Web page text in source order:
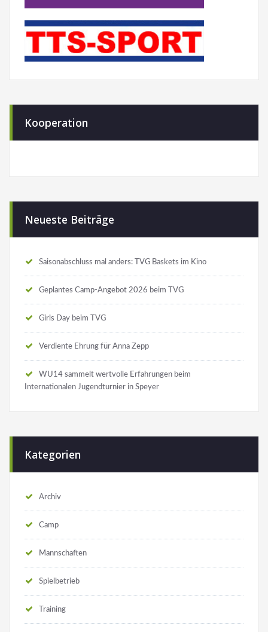
Kooperation
Neueste Beiträge
Saisonabschluss mal anders: TVG Baskets im Kino
Geplantes Camp-Angebot 2026 beim TVG
Girls Day beim TVG
Verdiente Ehrung für Anna Zepp
WU14 sammelt wertvolle Erfahrungen beim
Internationalen Jugendturnier in Speyer
Kategorien
Archiv
Camp
Mannschaften
Spielbetrieb
Training